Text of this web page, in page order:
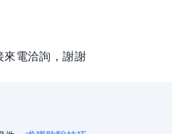
來電洽詢，謝謝